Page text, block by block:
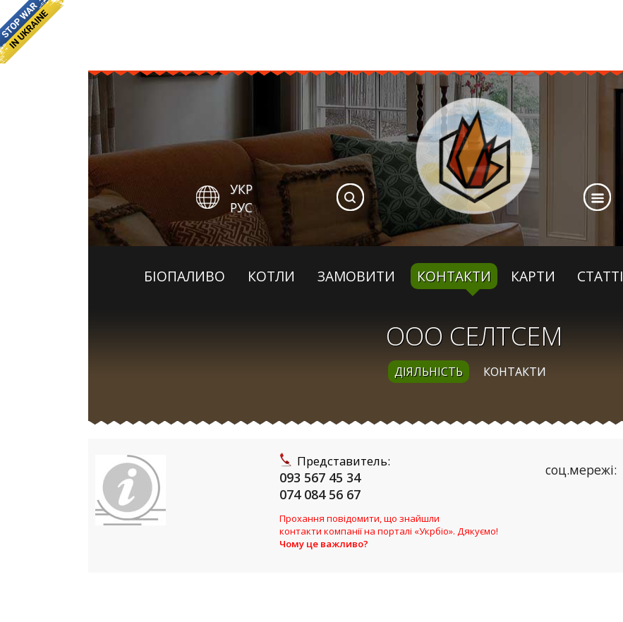
УКР
РУС
БІОПАЛИВО КОТЛИ ЗАМОВИТИ КОНТАКТИ КАРТИ СТАТТІ
ООО СЕЛТСЕМ
ДІЯЛЬНІСТЬ КОНТАКТИ
Представитель:
093 567 45 34
074 084 56 67
Прохання повідомити, що знайшли
контакти компанії на порталі «Укрбіо». Дякуємо!
Чому це важливо?
соц.мережі: